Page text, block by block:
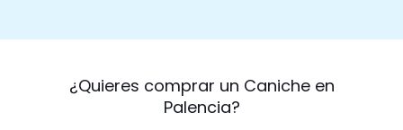
¿Quieres comprar un Caniche en
Palencia?